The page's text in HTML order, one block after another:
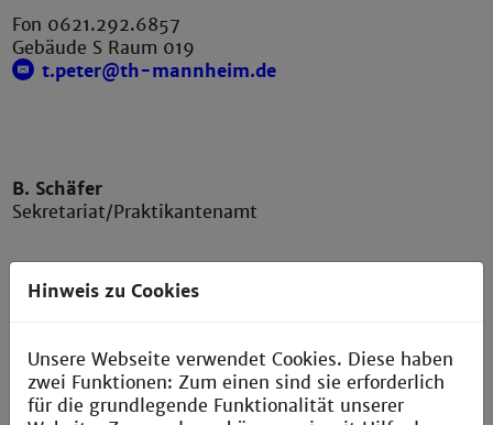
Fon 0621.292.6857
Gebäude S Raum 019
t.peter@th-mannheim.de
B. Schäfer
Sekretariat/Praktikantenamt
Fon 0621.292.6424
b.schaefer@th-mannheim.de
Sprechzeit: Mo.- Do. 08:30 Uhr - 11:30 Uhr
Hinweis zu Cookies
Unsere Webseite verwendet Cookies. Diese haben
zwei Funktionen: Zum einen sind sie erforderlich
für die grundlegende Funktionalität unserer